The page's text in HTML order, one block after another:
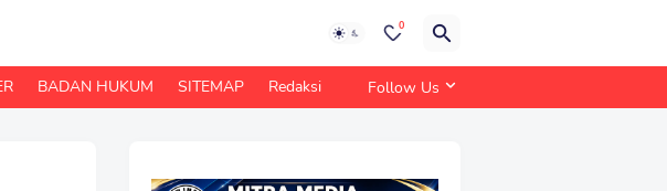
0
BADAN HUKUM SITEMAP Redaksi Follow Us